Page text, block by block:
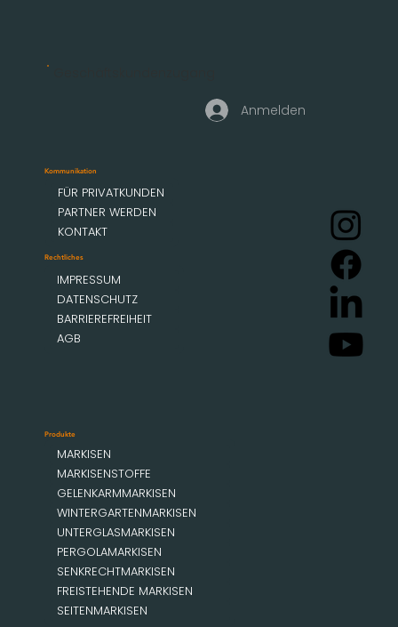
Produkte
MARKISEN
MARKISENSTOFFE
GELENKARMMARKISEN
WINTERGARTENMARKISEN
UNTERGLASMARKISEN
PERGOLAMARKISEN
SENKRECHTMARKISEN
FREISTEHENDE MARKISEN
SEITENMARKISEN
Kommunikation
FÜR PRIVATKUNDEN
PARTNER WERDEN
KONTAKT
Rechtliches
IMPRESSUM
DATENSCHUTZ
BARRIEREFREIHEIT
AGB
Anmelden